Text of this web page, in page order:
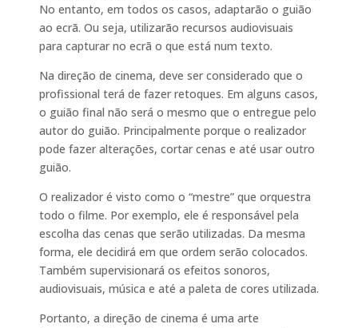
No entanto, em todos os casos, adaptarão o guião
ao ecrã. Ou seja, utilizarão recursos audiovisuais
para capturar no ecrã o que está num texto.
Na direção de cinema, deve ser considerado que o
profissional terá de fazer retoques. Em alguns casos,
o guião final não será o mesmo que o entregue pelo
autor do guião. Principalmente porque o realizador
pode fazer alterações, cortar cenas e até usar outro
guião.
O realizador é visto como o “mestre” que orquestra
todo o filme. Por exemplo, ele é responsável pela
escolha das cenas que serão utilizadas. Da mesma
forma, ele decidirá em que ordem serão colocados.
Também supervisionará os efeitos sonoros,
audiovisuais, música e até a paleta de cores utilizada.
Portanto, a direção de cinema é uma arte